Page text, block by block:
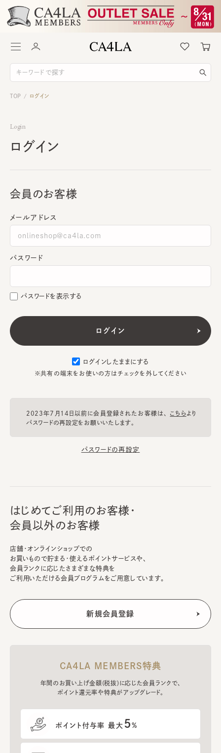
TOP / ログイン
Login
ログイン
会員のお客様
メールアドレス
パスワード
パスワードを表示する
ログインしたままにする
※共有の端末をお使いの方はチェックを外してください
2023年7月14日以前に会員登録されたお客様は、 こちらより
パスワードの再設定をお願いいたします。
パスワードの再設定
はじめてご利用のお客様・
会員以外のお客様
店舗・オンラインショップでの
お買いもので貯まる・使えるポイントサービスや、
会員ランクに応じたさまざまな特典を
ご利用いただける会員プログラムをご用意しています。
CA4LA MEMBERS特典
年間のお買い上げ金額(税抜)に応じた会員ランクで、
ポイント還元率や特典がアップグレード。
ポイント付与率 最大 5%